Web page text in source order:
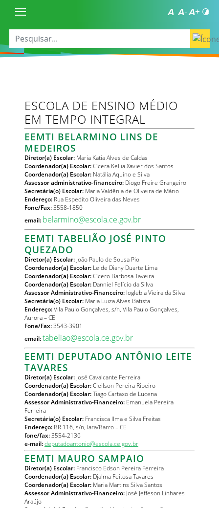
ESCOLA DE ENSINO MÉDIO
EM TEMPO INTEGRAL
EEMTI BELARMINO LINS DE
MEDEIROS
Diretor(a) Escolar: Maria Katia Alves de Caldas
Coordenador(a) Escolar:Cícera Kellia Xavier dos Santos
Coordenador(a) Escolar: Natália Aquino e Silva
Assessor administrativo-financeiro: Diogo Freire Grangeiro
Secretária(o) Escolar: Maria Valdênia de Oliveira de Mário
Endereço: Rua Espedito Oliveira das Neves
Fone/Fax:3558-1850
email: belarmino@escola.ce.gov.br
EEMTI TABELIÃO JOSÉ PINTO
QUEZADO
Diretor(a) Escolar: João Paulo de Sousa Pio
Coordenador(a) Escolar: Leide Diany Duarte Lima
Coordenador(a) Escolar:Cícero Barbosa Taveira
Coordenador(a) Escolar: Danniel Felício da Silva
Assessor Administrativo-Financeiro: Ioglebia Vieira da Silva
Secretária(o) Escolar: Maria Luiza Alves Batista
Endereço:Vila Paulo Gonçalves, s/n, Vila Paulo Gonçalves,
Aurora – CE
Fone/Fax: 3543-3901
email:tabeliao@escola.ce.gov.br
EEMTI DEPUTADO ANTÔNIO LEITE
TAVARES
Diretor(a) Escolar: José Cavalcante Ferreira
Coordenador(a) Escolar:Cleilson Pereira Ribeiro
Coordenador(a) Escolar:Tiago Cartaxo de Lucena
Assessor Administrativo-Financeiro: Emanuela Pereira
Ferreira
Secretária(o) Escolar: Francisca Ilma e Silva Freitas
Endereço: BR 116, s/n, Iara/Barro – CE
fone/fax: 3554-2136
e-mail:deputadoantonio@escola.ce.gov.br
EEMTI MAURO SAMPAIO
Diretor(a) Escolar: Francisco Edson Pereira Ferreira
Coordenador(a) Escolar: Djalma Feitosa Tavares
Coordenador(a) Escolar: Maria Martins Silva Santos
Assessor Administrativo-Financeiro: José Jeffeson Linhares
Araújo